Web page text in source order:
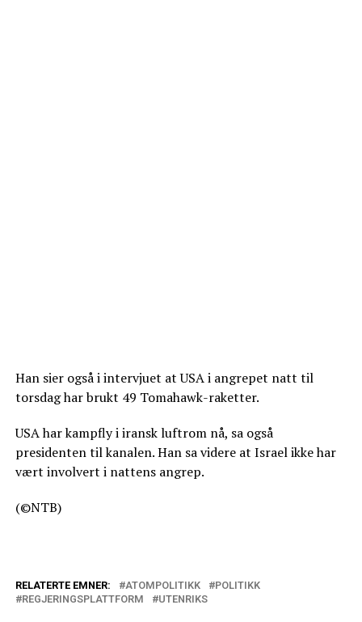
Han sier også i intervjuet at USA i angrepet natt til
torsdag har brukt 49 Tomahawk-raketter.
USA har kampfly i iransk luftrom nå, sa også
presidenten til kanalen. Han sa videre at Israel ikke har
vært involvert i nattens angrep.
(©NTB)
RELATERTE EMNER: ATOMPOLITIKK
POLITIKK
REGJERINGSPLATTFORM
UTENRIKS